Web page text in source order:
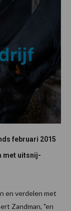
februari 2015
met uitsnij-
en verdelen met
Zandman, "en